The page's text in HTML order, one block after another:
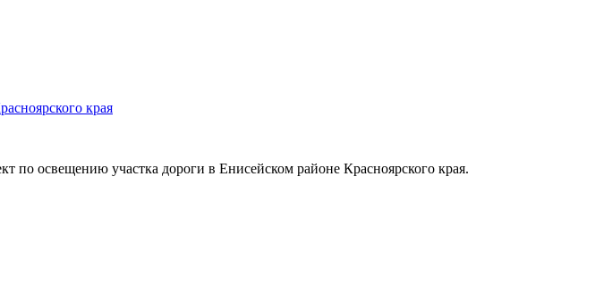
края
освещению участка дороги в Енисейском районе Красноярского края.